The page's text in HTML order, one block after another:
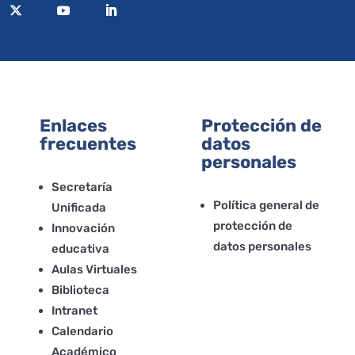
Enlaces
frecuentes
Secretaría
Unificada
Innovación
educativa
Aulas Virtuales
Biblioteca
Intranet
Calendario
Académico
Protección de
datos
personales
Política general de
protección de
datos personales